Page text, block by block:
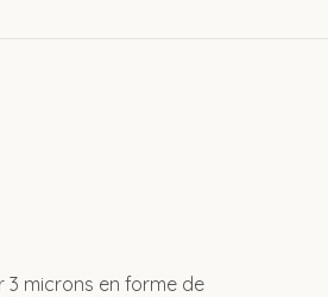
3 microns en forme de